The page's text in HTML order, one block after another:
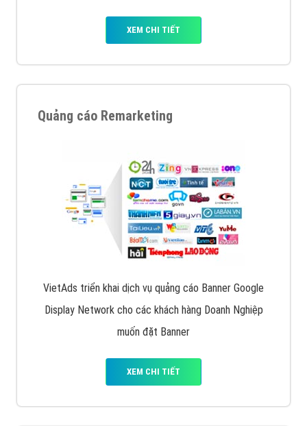
XEM CHI TIẾT
Quảng cáo Remarketing
VietAds triển khai dịch vụ quảng cáo Banner Google
Display Network cho các khách hàng Doanh Nghiệp
muốn đặt Banner
XEM CHI TIẾT